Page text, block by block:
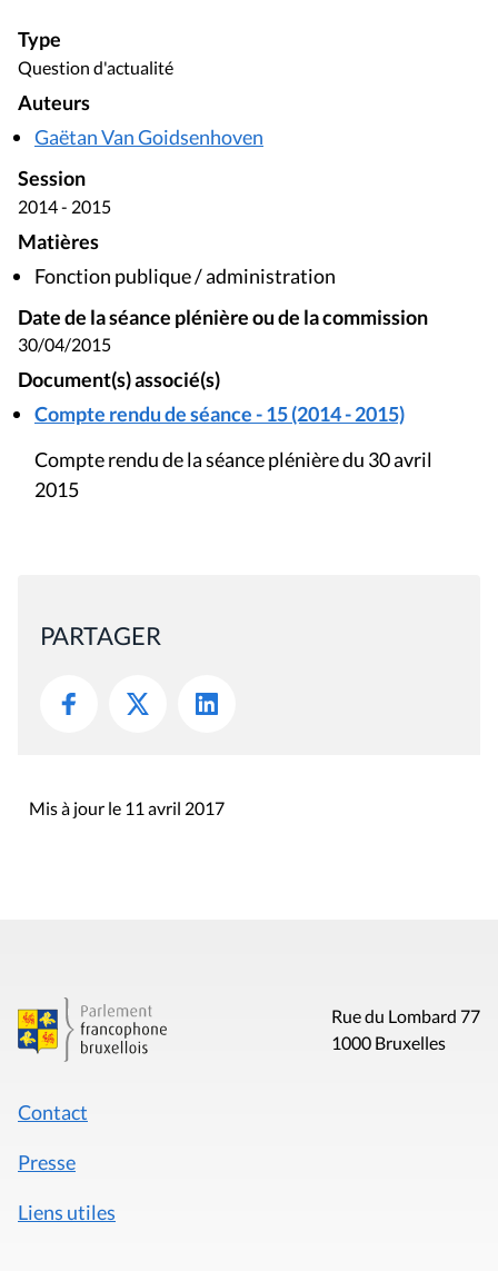
Type
Question d'actualité
Auteurs
Gaëtan Van Goidsenhoven
Session
2014 - 2015
Matières
Fonction publique / administration
Date de la séance plénière ou de la commission
30/04/2015
Document(s) associé(s)
Compte rendu de séance - 15 (2014 - 2015)
Compte rendu de la séance plénière du 30 avril
2015
PARTAGER
Mis à jour le 11 avril 2017
Rue du Lombard 77
1000 Bruxelles
Contact
Presse
Liens utiles